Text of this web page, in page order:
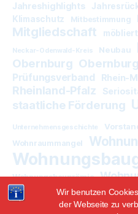
Wir benutzen
der Webseite zu
Jahreshighlights
Klimaschutz Mitbestimmung
Mitgliedschaft
Neckar-Odenwald-Kreis Neubau
Obernburg
Prüfungsverband Rhein-
Rheinland-Pfalz
staatliche Förderung
Unternehmensgeschichte
Wohnraummangel
Wohnungsbauprämie